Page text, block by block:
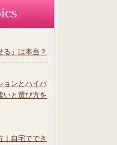
る」は本当？
ョンとハイパ
いと選び方を
｜自宅ででき